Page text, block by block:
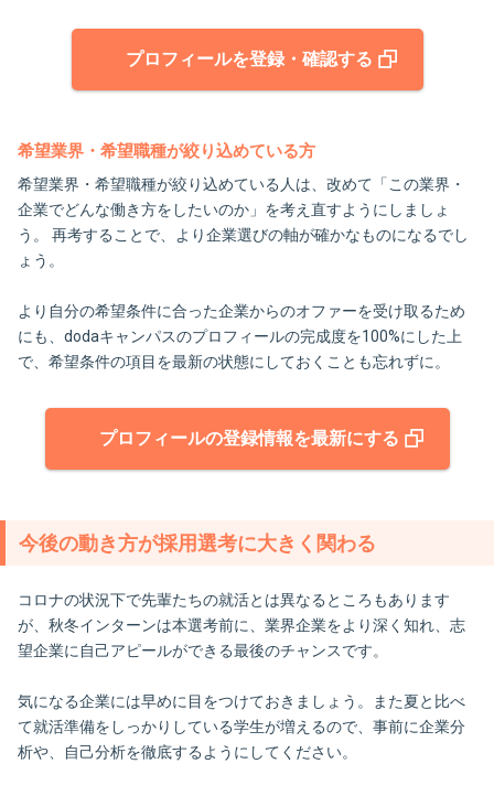
プロフィールを登録・確認する
希望業界・希望職種が絞り込めている方
希望業界・希望職種が絞り込めている人は、改めて「この業界・
企業でどんな働き方をしたいのか」を考え直すようにしましょ
う。 再考することで、より企業選びの軸が確かなものになるでし
ょう。
より自分の希望条件に合った企業からのオファーを受け取るため
にも、dodaキャンパスのプロフィールの完成度を100%にした上
で、希望条件の項目を最新の状態にしておくことも忘れずに。
プロフィールの登録情報を最新にする
今後の動き方が採用選考に大きく関わる
コロナの状況下で先輩たちの就活とは異なるところもあります
が、秋冬インターンは本選考前に、業界企業をより深く知れ、志
望企業に自己アピールができる最後のチャンスです。
気になる企業には早めに目をつけておきましょう。また夏と比べ
て就活準備をしっかりしている学生が増えるので、事前に企業分
析や、自己分析を徹底するようにしてください。